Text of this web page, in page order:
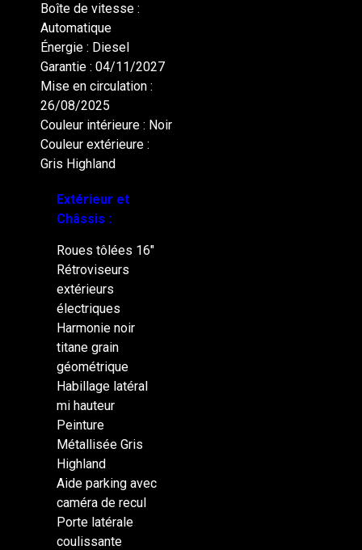
Boîte de vitesse :
Automatique
Énergie : Diesel
Garantie : 04/11/2027
Mise en circulation :
26/08/2025
Couleur intérieure : Noir
Couleur extérieure :
Gris Highland
Extérieur et
Châssis :
Roues tôlées 16″
Rétroviseurs
extérieurs
électriques
Harmonie noir
titane grain
géométrique
Habillage latéral
mi hauteur
Peinture
Métallisée Gris
Highland
Aide parking avec
caméra de recul
Porte latérale
coulissante